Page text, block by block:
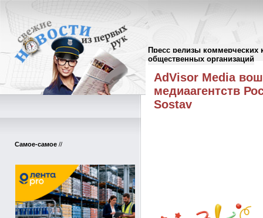
Пресс релизы коммерческих
общественных организаций
Самое-самое //
Пресс-релизы//
AdVisor Media
медиаагентств
Sostav